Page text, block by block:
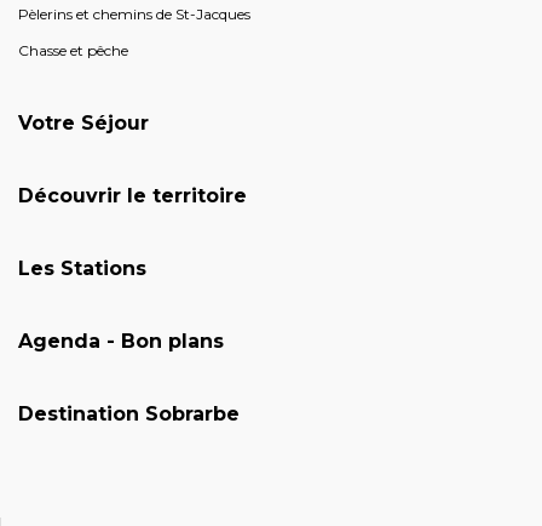
Pèlerins et chemins de St-Jacques
Chasse et pêche
Votre Séjour
Découvrir le territoire
Les Stations
Agenda - Bon plans
Destination Sobrarbe